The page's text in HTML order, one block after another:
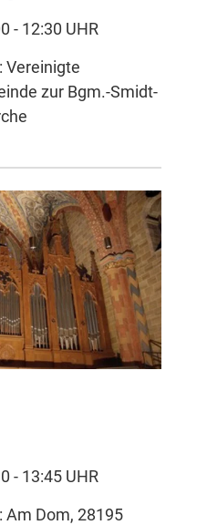
- 12:30 UHR
Vereinigte
zur Bgm.-Smidt-
- 13:45 UHR
Am Dom, 28195